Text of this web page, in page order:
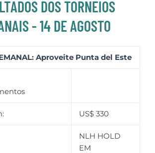
DOS TORNEIOS
- 14 DE AGOSTO
Aproveite Punta del Este
US$ 330
NLH HOLD
EM